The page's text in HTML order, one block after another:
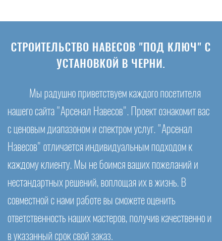
СТРОИТЕЛЬСТВО НАВЕСОВ "ПОД КЛЮЧ" С
УСТАНОВКОЙ В ЧЕРНИ.
Мы радушно приветствуем каждого посетителя
нашего сайта "Арсенал Навесов". Проект ознакомит вас
с ценовым диапазоном и спектром услуг. "Арсенал
Навесов" отличается индивидуальным подходом к
каждому клиенту. Мы не боимся ваших пожеланий и
нестандартных решений, воплощая их в жизнь. В
совместной с нами работе вы сможете оценить
ответственность наших мастеров, получив качественно и
в указанный срок свой заказ.